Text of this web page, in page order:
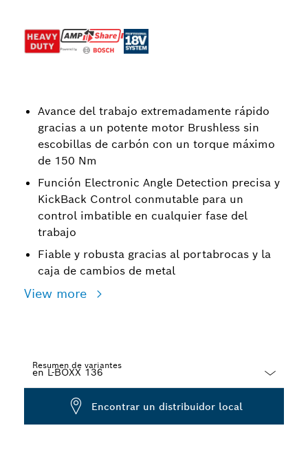
Avance del trabajo extremadamente rápido
gracias a un potente motor Brushless sin
escobillas de carbón con un torque máximo
de 150 Nm
Función Electronic Angle Detection precisa y
KickBack Control conmutable para un
control imbatible en cualquier fase del
trabajo
Fiable y robusta gracias al portabrocas y la
caja de cambios de metal
View more
Resumen de variantes
Dropdown
Encontrar un distribuidor local